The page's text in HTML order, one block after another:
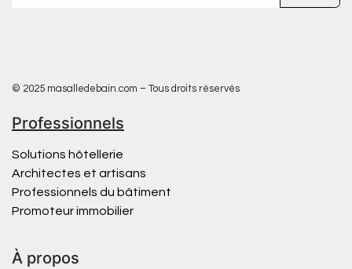
© 2025 masalledebain.com – Tous droits réservés
Professionnels
Solutions hôtellerie
Architectes et artisans
Professionnels du bâtiment
Promoteur immobilier
À propos